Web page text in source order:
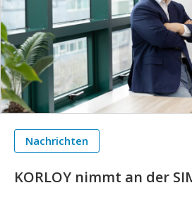
Nachrichten
KORLOY nimmt an der